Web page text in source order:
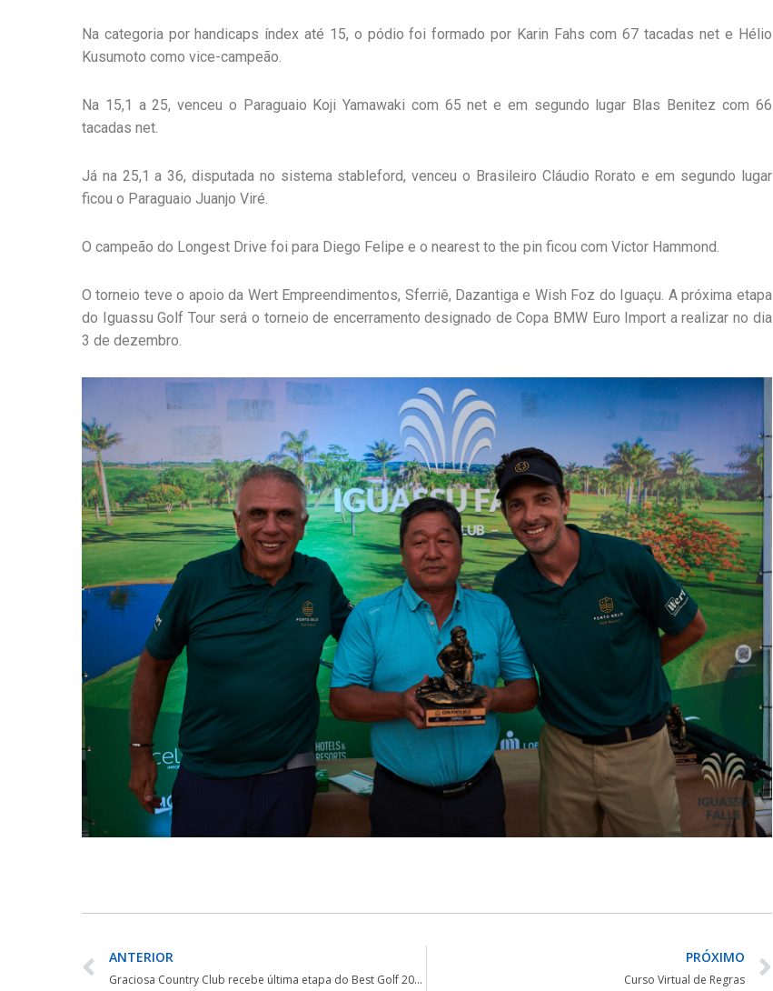
Na categoria por handicaps índex até 15, o pódio foi formado por Karin Fahs com 67 tacadas net e Hélio
Kusumoto como vice-campeão.
Na 15,1 a 25, venceu o Paraguaio Koji Yamawaki com 65 net e em segundo lugar Blas Benitez com 66
tacadas net.
Já na 25,1 a 36, disputada no sistema stableford, venceu o Brasileiro Cláudio Rorato e em segundo lugar
ficou o Paraguaio Juanjo Viré.
O campeão do Longest Drive foi para Diego Felipe e o nearest to the pin ficou com Victor Hammond.
O torneio teve o apoio da Wert Empreendimentos, Sferriê, Dazantiga e Wish Foz do Iguaçu. A próxima etapa
do Iguassu Golf Tour será o torneio de encerramento designado de Copa BMW Euro Import a realizar no dia
3 de dezembro.
ANTERIOR
Graciosa Country Club recebe última etapa do Best Golf 2022
PRÓXIMO
Curso Virtual de Regras